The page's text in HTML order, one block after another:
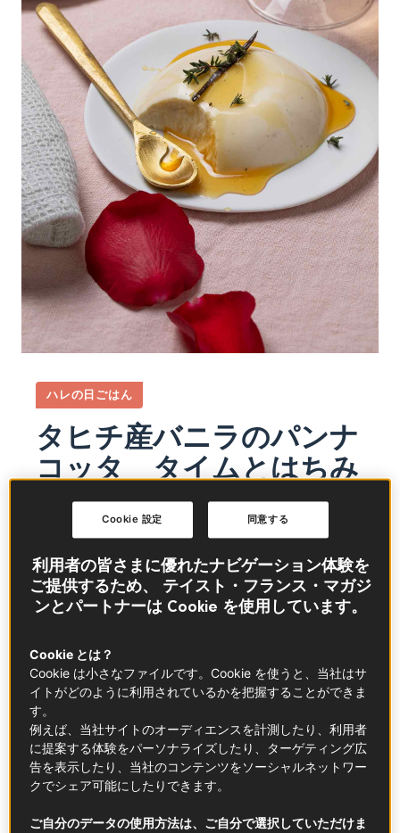
ハレの日ごはん
タヒチ産バニラのパンナ
コッタ タイムとはちみ
つ添え
甘い夢のようなシルクのくちどけのデザートです
バレンタイン デザート ロマンチック
フレンチデセール
利用者の皆さまに優れたナビゲーション体験を
ご提供するため、 テイスト・フランス・マガジ
ンとパートナーは Cookie を使用しています。
Cookie とは？
Cookie は小さなファイルです。Cookie を使うと、当社はサ
イトがどのように利用されているかを把握することができま
す。
例えば、当社サイトのオーディエンスを計測したり、利用者
に提案する体験をパーソナライズしたり、ターゲティング広
告を表示したり、当社のコンテンツをソーシャルネットワー
クでシェア可能にしたりできます。
ご自分のデータの使用方法は、ご自分で選択していただけま
同意する
Cookie 設定